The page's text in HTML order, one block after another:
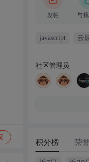
发帖 与
javascript 云
社区管理员
积分榜 荣